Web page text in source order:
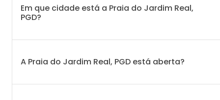
Em que cidade está a Praia do Jardim Real,
PGD?
A Praia do Jardim Real, PGD está aberta?